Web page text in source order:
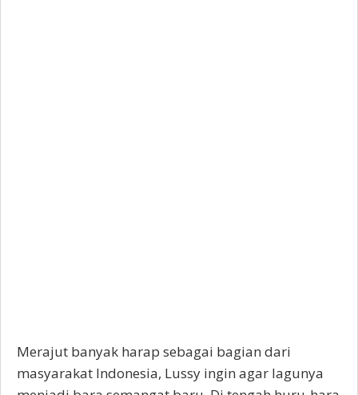
Merajut banyak harap sebagai bagian dari
masyarakat Indonesia, Lussy ingin agar lagunya